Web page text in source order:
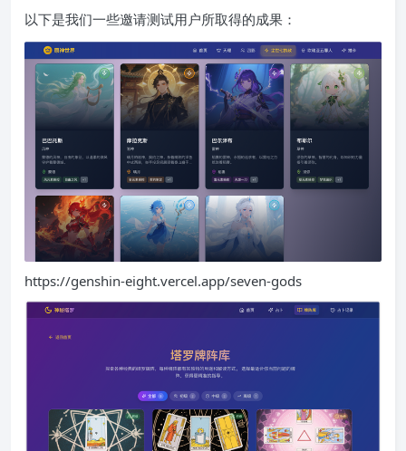
以下是我们一些邀请测试用户所取得的成果：
https://genshin-eight.vercel.app/seven-gods